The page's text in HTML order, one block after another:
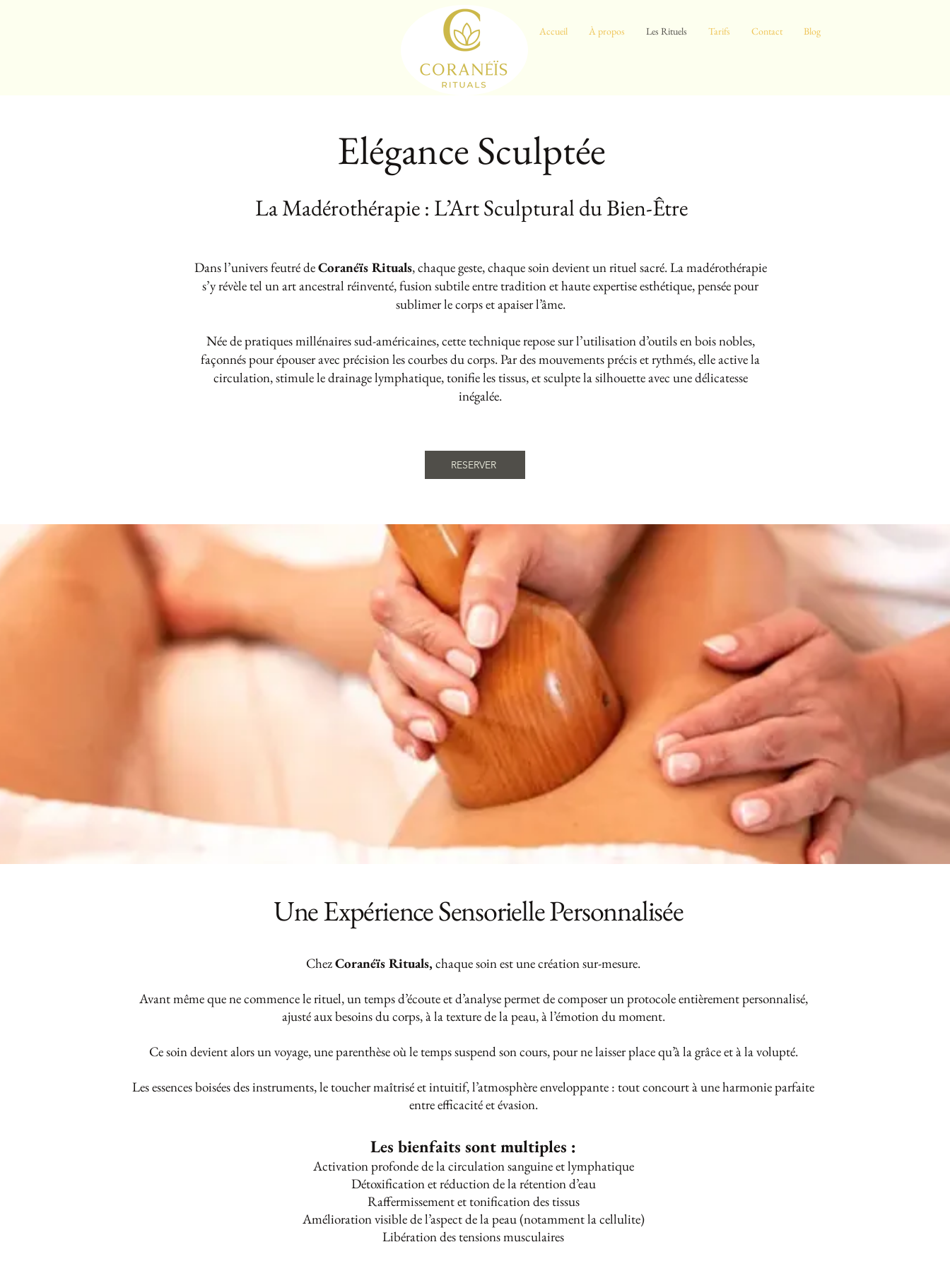
Accueil À propos Les Rituels Tarifs Contact Blog
Elégance Sculptée
La Madérothérapie : L’Art Sculptural du Bien-Être
Dans l’univers feutré deCoranéïs Rituals, chaque geste, chaque soin devient un rituel sacré. La madérothérapie
s’y révèle tel un art ancestral réinventé, fusion subtile entre tradition et haute expertise esthétique, pensée pour
sublimer le corps et apaiser l’âme.
Née de pratiques millénaires sud-américaines, cette technique repose sur l’utilisation d’outils en bois nobles,
façonnés pour épouser avec précision les courbes du corps. Par des mouvements précis et rythmés, elle active la
circulation, stimule le drainage lymphatique, tonifie les tissus, et sculpte la silhouette avec une délicatesse
inégalée.
RESERVER
Une Expérience Sensorielle Personnalisée
ChezCoranéïs Rituals, chaque soin est une création sur-mesure.
Avant même que ne commence le rituel, un temps d’écoute et d’analyse permet de composer un protocole entièrement personnalisé,
ajusté aux besoins du corps, à la texture de la peau, à l’émotion du moment.
Ce soin devient alors un voyage, une parenthèse où le temps suspend son cours, pour ne laisser place qu’à la grâce et à la volupté.
Les essences boisées des instruments, le toucher maîtrisé et intuitif, l’atmosphère enveloppante : tout concourt à une harmonie parfaite
entre efficacité et évasion.
Les bienfaits sont multiples :
Activation profonde de la circulation sanguine et lymphatique
Détoxification et réduction de la rétention d’eau
Raffermissement et tonification des tissus
Amélioration visible de l’aspect de la peau (notamment la cellulite)
Libération des tensions musculaires